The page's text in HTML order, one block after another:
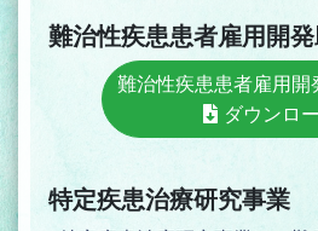
難治性疾患患者雇用開
難治性疾患患者雇用
ダウンロ
特定疾患治療研究事業